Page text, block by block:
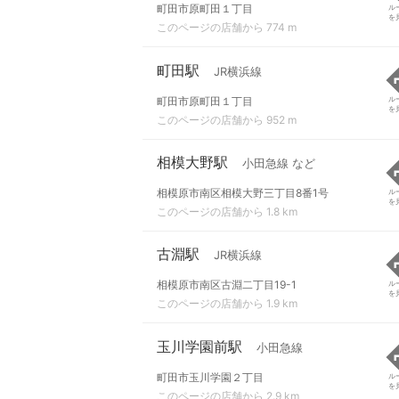
町田市原町田１丁目
このページの店舗から 774 m
ル
を
町田駅 JR横浜線
町田市原町田１丁目
このページの店舗から 952 m
ル
を
相模大野駅 小田急線 など
相模原市南区相模大野三丁目8番1号
このページの店舗から 1.8 km
ル
を
古淵駅 JR横浜線
相模原市南区古淵二丁目19-1
このページの店舗から 1.9 km
ル
を
玉川学園前駅 小田急線
町田市玉川学園２丁目
このページの店舗から 2.9 km
ル
を